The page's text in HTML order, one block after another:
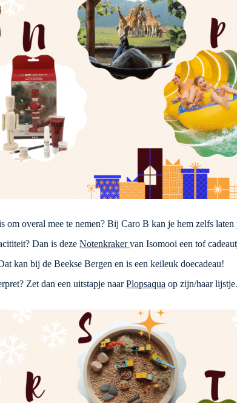
om overal mee te nemen? Bij Caro B kan je hem zelfs laten
Dan is dezeNotenkrakervan Isomooi een tof
kan bij de Beekse Bergen en is een keileuk doecadeau!
Zet dan een uitstapje naarPlopsaqua op zijn/haar lijstje.